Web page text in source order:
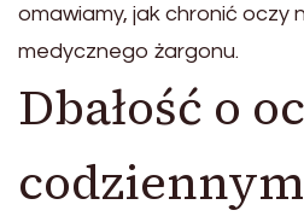
omawiamy, jak chronić oczy
medycznego żargonu.
Dbałość o
codziennym